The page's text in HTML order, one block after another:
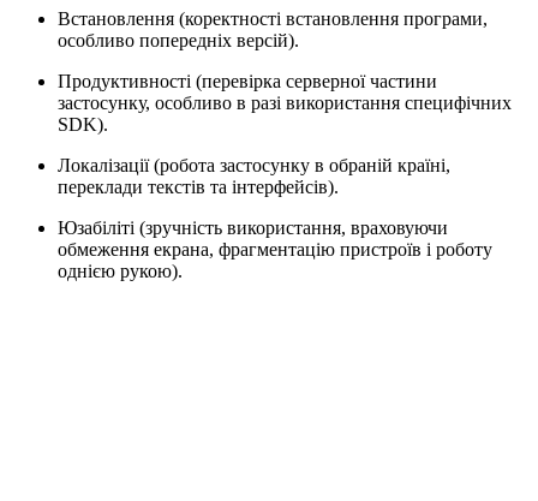
Встановлення (коректності встановлення програми,
особливо попередніх версій).
Продуктивності (перевірка серверної частини
застосунку, особливо в разі використання специфічних
SDK).
Локалізації (робота застосунку в обраній країні,
переклади текстів та інтерфейсів).
Юзабіліті (зручність використання, враховуючи
обмеження екрана, фрагментацію пристроїв і роботу
однією рукою).